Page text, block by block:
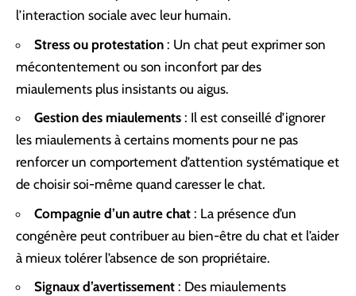
l’interaction sociale avec leur humain.
Stress ou protestation : Un chat peut exprimer son
mécontentement ou son inconfort par des
miaulements plus insistants ou aigus.
Gestion des miaulements : Il est conseillé d’ignorer
les miaulements à certains moments pour ne pas
renforcer un comportement d’attention systématique et
de choisir soi-même quand caresser le chat.
Compagnie d’un autre chat : La présence d’un
congénère peut contribuer au bien-être du chat et l’aider
à mieux tolérer l’absence de son propriétaire.
Signaux d’avertissement : Des miaulements